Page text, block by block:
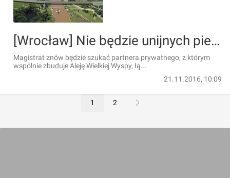
[Wrocław] Nie będzie unijnych pieniędzy na Aleję Wielkiej Wyspy. Miasto wraca do poszukiwań partnera
Magistrat znów będzie szukać partnera prywatnego, z którym
wspólnie zbuduje Aleję Wielkiej Wyspy, łą...
21.11.2016, 10:09
1 2